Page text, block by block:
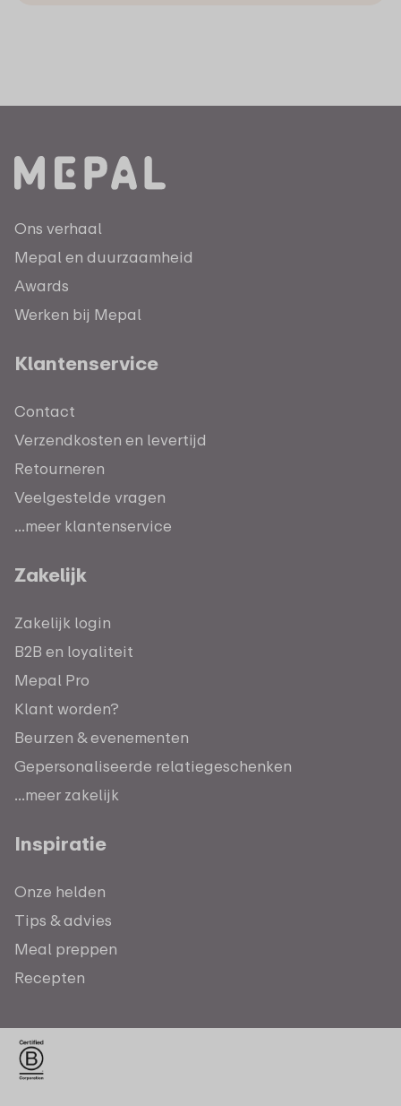
Ons verhaal
Mepal en duurzaamheid
Awards
Werken bij Mepal
Klantenservice
Contact
Verzendkosten en levertijd
Retourneren
Veelgestelde vragen
...meer klantenservice
Zakelijk
Zakelijk login
B2B en loyaliteit
Mepal Pro
Klant worden?
Beurzen & evenementen
Gepersonaliseerde relatiegeschenken
...meer zakelijk
Inspiratie
Onze helden
Tips & advies
Meal preppen
Recepten